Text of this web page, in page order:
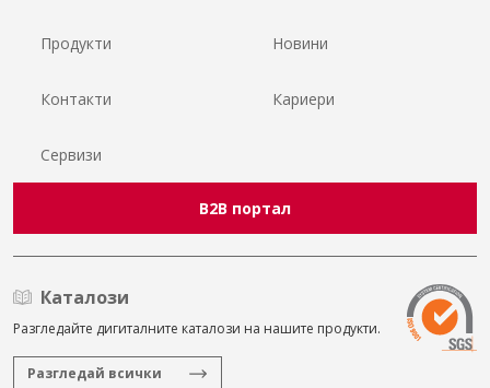
Продукти Новини
Контакти Кариери
Сервизи
B2B портал
Каталози
Разгледайте дигиталните каталози на нашите продукти.
Разгледай всички